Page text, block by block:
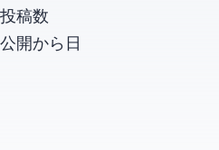
投稿数
公開から 日